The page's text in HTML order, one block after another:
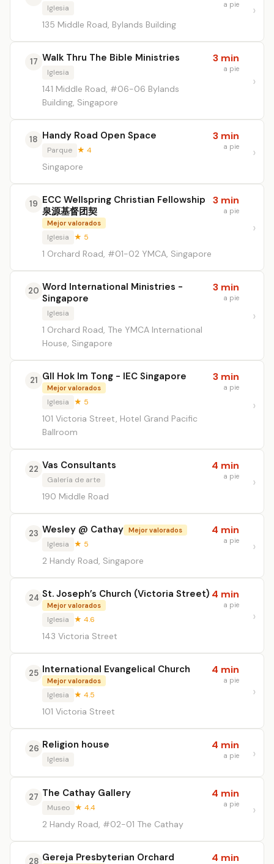
Iglesia
135 Middle Road, Bylands Building
a pie
17 Walk Thru The Bible Ministries
Iglesia
141 Middle Road, #06-06 Bylands
Building, Singapore
3 min
a pie
18 Handy Road Open Space
Parque ★ 4
Singapore
3 min
a pie
19 ECC Wellspring Christian Fellowship
泉源基督团契
Mejor valorados
Iglesia ★ 5
1 Orchard Road, #01-02 YMCA, Singapore
3 min
a pie
20 Word International Ministries -
Singapore
Iglesia
1 Orchard Road, The YMCA International
House, Singapore
3 min
a pie
21 GII Hok Im Tong - IEC Singapore
Mejor valorados
Iglesia ★ 5
101 Victoria Street, Hotel Grand Pacific
Ballroom
3 min
a pie
22 Vas Consultants
Galería de arte
190 Middle Road
4 min
a pie
23 Wesley @ Cathay Mejor valorados
Iglesia ★ 5
2 Handy Road, Singapore
4 min
a pie
24 St. Joseph’s Church (Victoria Street)
Mejor valorados
Iglesia ★ 4.6
143 Victoria Street
4 min
a pie
25 International Evangelical Church
Mejor valorados
Iglesia ★ 4.5
101 Victoria Street
4 min
a pie
26 Religion house
Iglesia
4 min
a pie
27 The Cathay Gallery
Museo ★ 4.4
2 Handy Road, #02-01 The Cathay
4 min
a pie
28 Gereja Presbyterian Orchard 4 min